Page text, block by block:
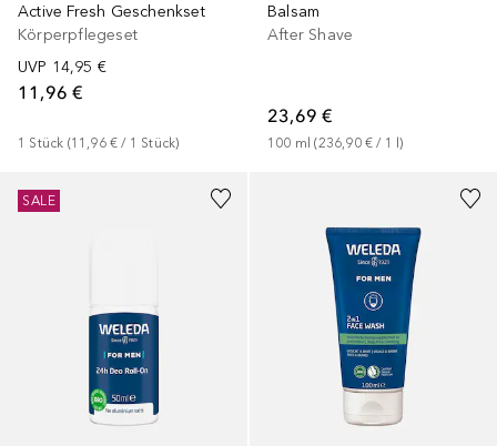
Active Fresh Geschenkset
Körperpflegeset
UVP 14,95 €
11,96 €
1 Stück (11,96 € / 1 Stück)
Balsam
After Shave
23,69 €
100 ml (236,90 € / 1 l)
SALE